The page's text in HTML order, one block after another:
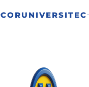
CORUNIVERSITEC